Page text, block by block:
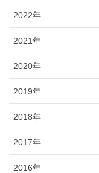
2022年
2021年
2020年
2019年
2018年
2017年
2016年